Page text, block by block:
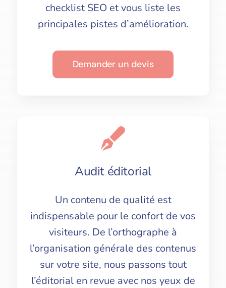
checklist SEO et vous liste les
principales pistes d’amélioration.
Demander un devis
Audit éditorial
Un contenu de qualité est
indispensable pour le confort de vos
visiteurs. De l’orthographe à
l’organisation générale des contenus
sur votre site, nous passons tout
l’éditorial en revue avec nos yeux de